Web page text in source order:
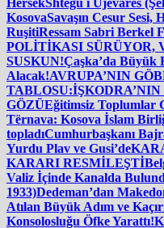
HersekShtegu i Ujëvarës
KosovaSavaşın Cesur
RuşitiRessam Sabri Berkel
POLİTİKASI SÜRÜYOR,
SUSKUN!Çaşka’da Büyük
Alacak!AVRUPA’NIN
TABLOSU:
GÖZÜEğitimsiz Toplumlar
Tërnava: Kosova İslam
topladıCumhurbaşkanı
Yurdu Plav ve Gusi’de
KARARI RESMİLEŞTİ
Valiz İçinde Kanalda
1933)Dedeman’dan
Atılan Büyük Adım ve
Konsolosluğu Öfke Yarattı!